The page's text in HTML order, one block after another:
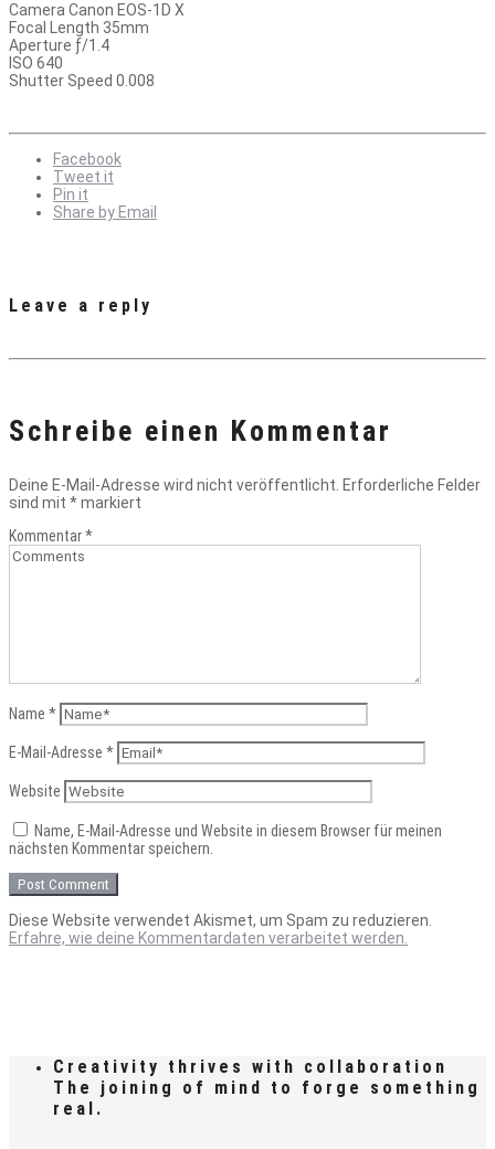
Camera Canon EOS-1D X
Focal Length 35mm
Aperture ƒ/1.4
ISO 640
Shutter Speed 0.008
Facebook
Tweet it
Pin it
Share by Email
Leave a reply
Schreibe einen Kommentar
Deine E-Mail-Adresse wird nicht veröffentlicht. Erforderliche Felder
sind mit *markiert
Kommentar*
Name *
E-Mail-Adresse *
Website
Name, E-Mail-Adresse und Website in diesem Browser für meinen
nächsten Kommentar speichern.
Diese Website verwendet Akismet, um Spam zu reduzieren.
Erfahre, wie deine Kommentardaten verarbeitet werden.
Creativity thrives with collaboration
The joining of mind to forge something
real.